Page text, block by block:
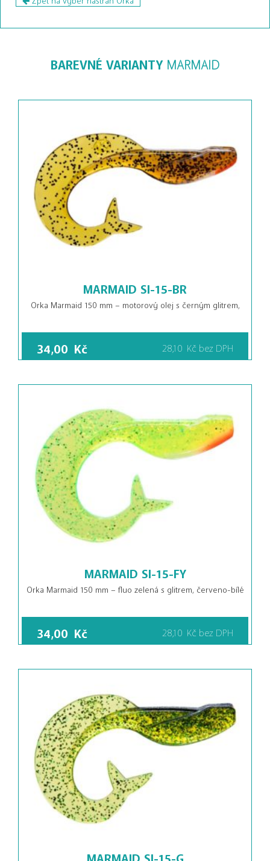
BAREVNÉ VARIANTY MARMAID
MARMAID SI-15-BR
Orka Marmaid 150 mm – motorový olej s černým glitrem,
34,00 Kč 28,10 Kč bez DPH
MARMAID SI-15-FY
Orka Marmaid 150 mm – fluo zelená s glitrem, červeno-bílé
34,00 Kč 28,10 Kč bez DPH
MARMAID SI-15-G